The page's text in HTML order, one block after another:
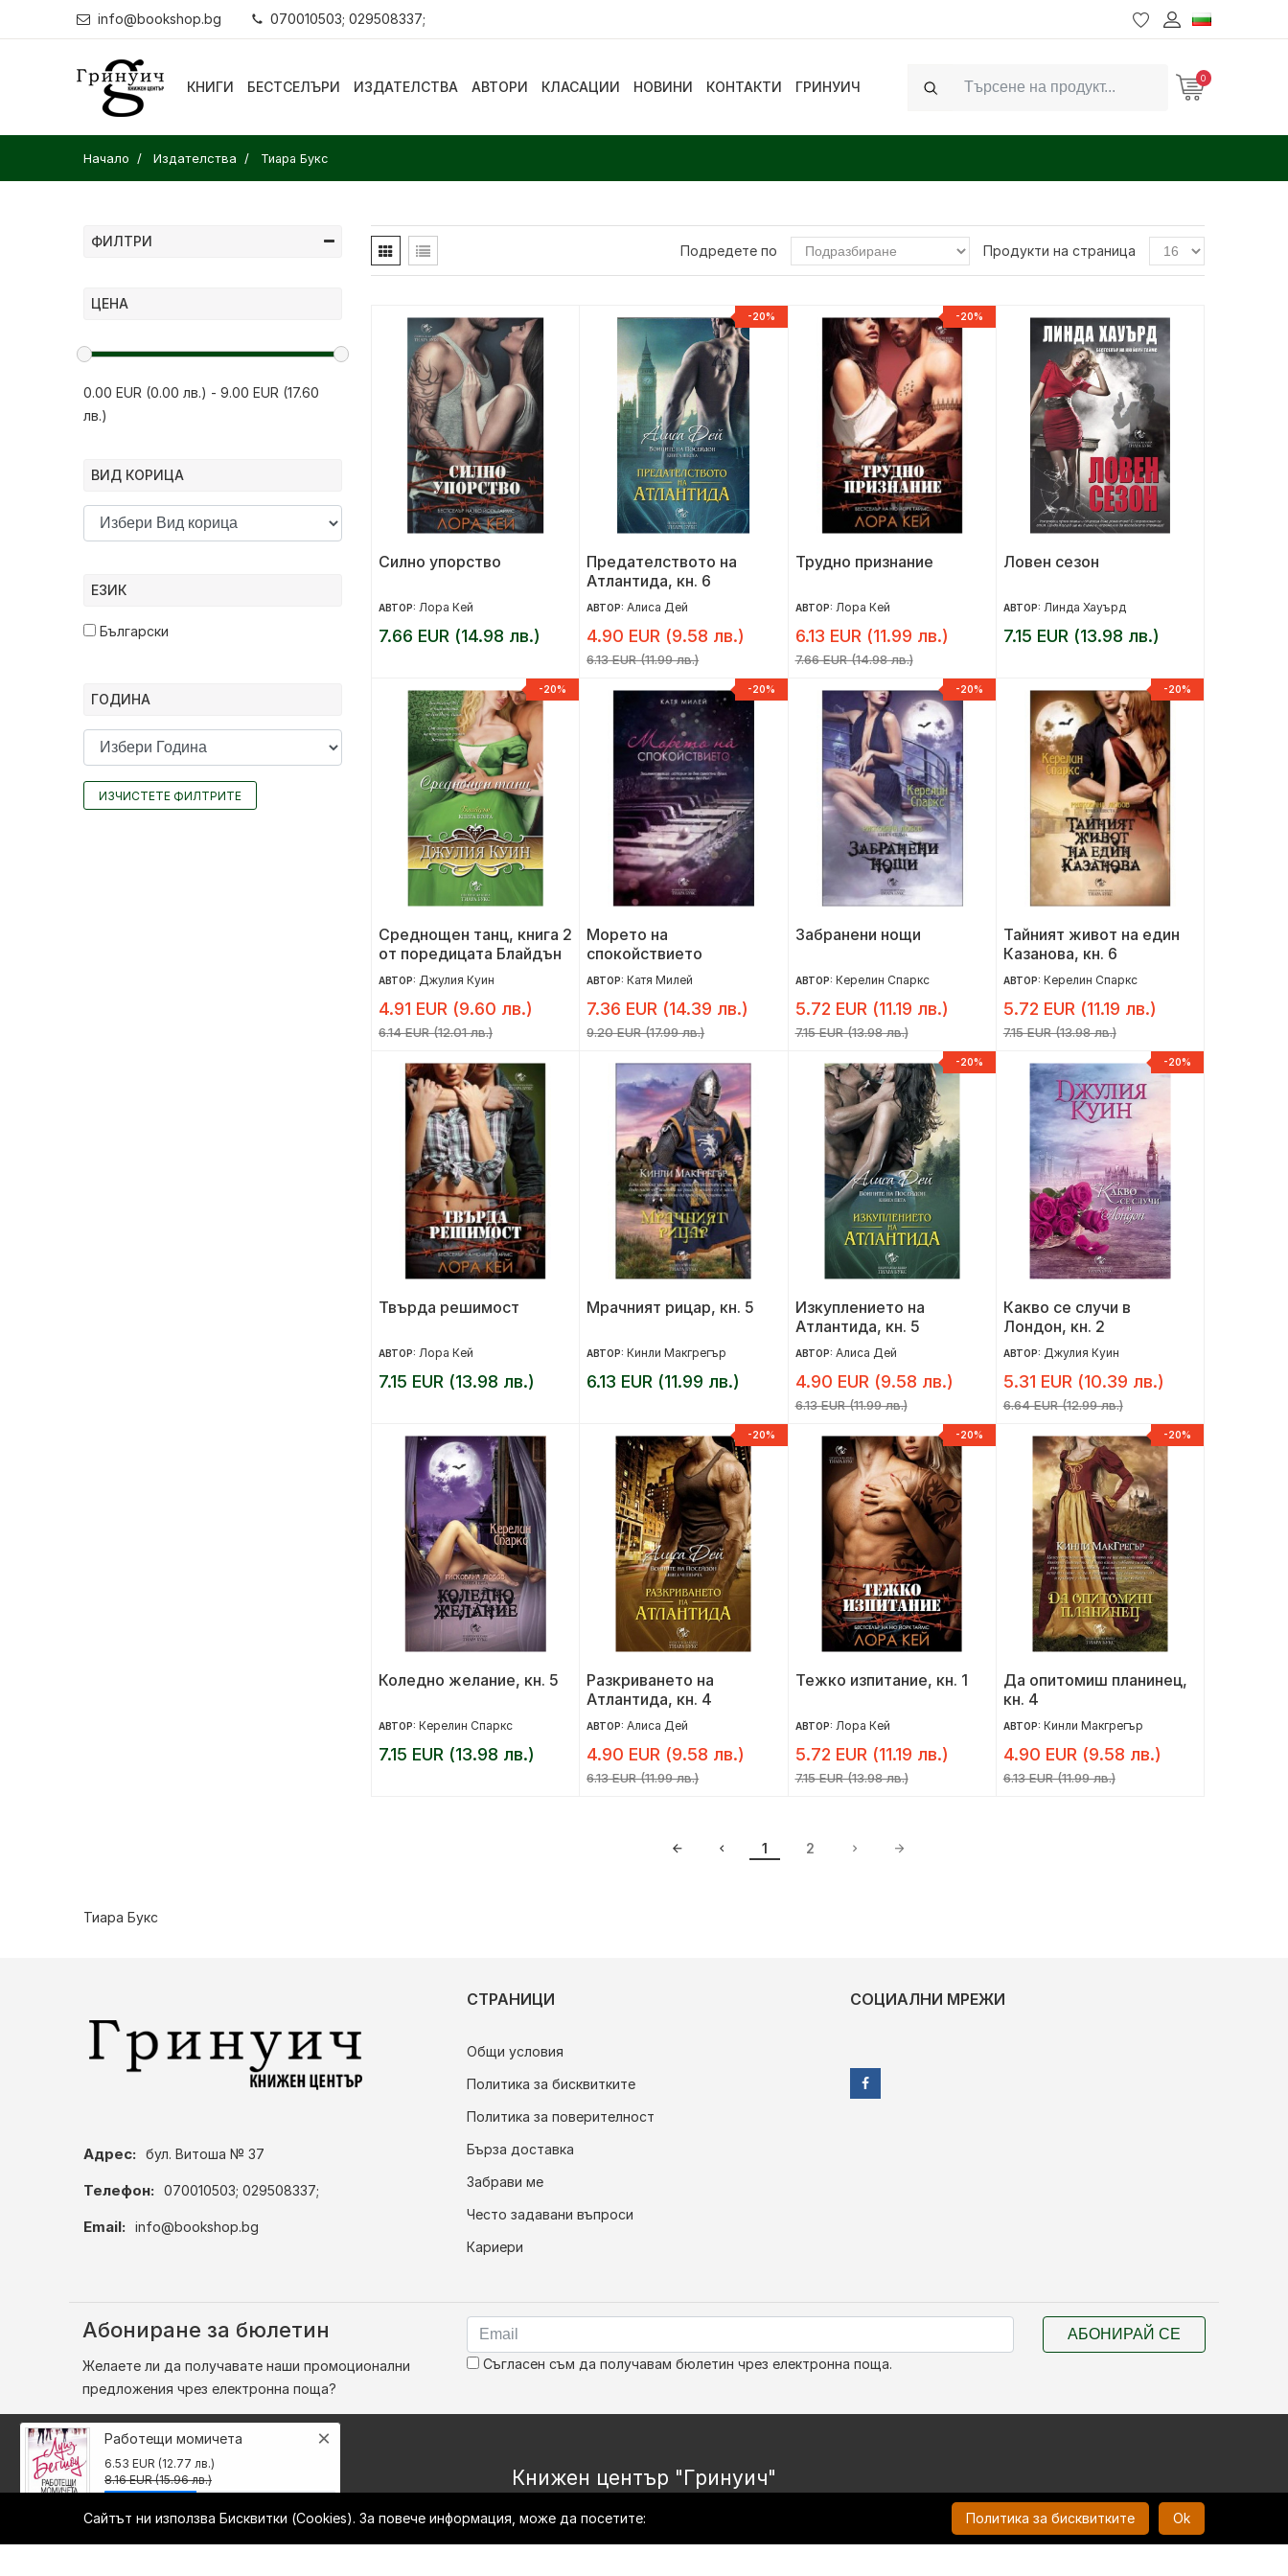
info@bookshop.bg 070010503; 029508337;
КНИГИ БЕСТСЕЛЪРИ ИЗДАТЕЛСТВА АВТОРИ КЛАСАЦИИ НОВИНИ КОНТАКТИ ГРИНУИЧ
Search
0
Начало Издателства Тиара Букс
ФИЛТРИ
ЦЕНА
0.00 EUR (0.00 лв.) - 9.00 EUR (17.60
лв.)
ВИД КОРИЦА
ЕЗИК
Български
ГОДИНА
ИЗЧИСТЕТЕ ФИЛТРИТЕ
Подредете по Продукти на страница
Силно упорство
АВТОР: Лора Кей
7.66 EUR (14.98 лв.)
-20%
Предателството на
Атлантида, кн. 6
АВТОР:Алиса Дей
4.90 EUR (9.58 лв.)
6.13 EUR (11.99 лв.)
-20%
Трудно признание
АВТОР: Лора Кей
6.13 EUR (11.99 лв.)
7.66 EUR (14.98 лв.)
Ловен сезон
АВТОР: Линда Хауърд
7.15 EUR (13.98 лв.)
-20%
Среднощен танц, книга 2
от поредицата Блайдън
АВТОР: Джулия Куин
4.91 EUR (9.60 лв.)
6.14 EUR (12.01 лв.)
-20%
Морето на
спокойствието
АВТОР: Катя Милей
7.36 EUR (14.39 лв.)
9.20 EUR (17.99 лв.)
-20%
Забранени нощи
АВТОР: Керелин Спаркс
5.72 EUR (11.19 лв.)
7.15 EUR (13.98 лв.)
-20%
Тайният живот на един
Казанова, кн. 6
АВТОР: Керелин Спаркс
5.72 EUR (11.19 лв.)
7.15 EUR (13.98 лв.)
Твърда решимост
АВТОР: Лора Кей
7.15 EUR (13.98 лв.)
Мрачният рицар, кн. 5
АВТОР: Кинли Макгрегър
6.13 EUR (11.99 лв.)
-20%
Изкуплението на
Атлантида, кн. 5
АВТОР: Алиса Дей
4.90 EUR (9.58 лв.)
6.13 EUR (11.99 лв.)
-20%
Какво се случи в
Лондон, кн. 2
АВТОР: Джулия Куин
5.31 EUR (10.39 лв.)
6.64 EUR (12.99 лв.)
Коледно желание, кн. 5
АВТОР: Керелин Спаркс
7.15 EUR (13.98 лв.)
-20%
Разкриването на
Атлантида, кн. 4
АВТОР:Алиса Дей
4.90 EUR (9.58 лв.)
6.13 EUR (11.99 лв.)
-20%
Тежко изпитание, кн. 1
АВТОР: Лора Кей
5.72 EUR (11.19 лв.)
7.15 EUR (13.98 лв.)
-20%
Да опитомиш планинец,
кн. 4
АВТОР: Кинли Макгрегър
4.90 EUR (9.58 лв.)
6.13 EUR (11.99 лв.)
1 2
Тиара Букс
Адрес: бул. Витоша № 37
Телефон: 070010503; 029508337;
Email: info@bookshop.bg
СТРАНИЦИ
Общи условия
Политика за бисквитките
Политика за поверителност
Бърза доставка
Забрави ме
Често задавани въпроси
Кариери
СОЦИАЛНИ МРЕЖИ
Абониране за бюлетин
Желаете ли да получавате наши промоционални
предложения чрез електронна поща?
Съгласен съм да получавам бюлетин чрез електронна поща.
АБОНИРАЙ СЕ
Книжен център "Гринуич"
Сайтът ни използва Бисквитки (Cookies). За повече информация, може да посетите: Ok
Политика за бисквитките
×
Работещи момичета
6.53 EUR (12.77 лв.)
8.16 EUR (15.96 лв.)